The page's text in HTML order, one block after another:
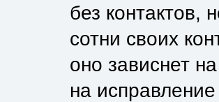
без контактов,
сотни своих
оно зависнет
на